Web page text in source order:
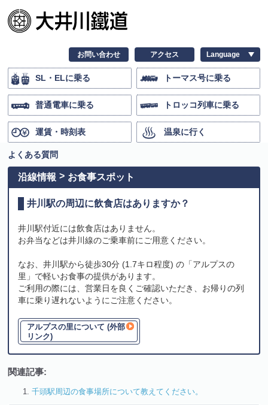
お問い合わせ アクセス
SL・ELに乗る トーマス号に乗る
普通電車に乗る トロッコ列車に乗る
運賃・時刻表 温泉に行く
よくある質問
沿線情報 お食事スポット
井川駅の周辺に飲食店はありますか？
井川駅付近には飲食店はありません。
お弁当などは井川線のご乗車前にご用意ください。
なお、井川駅から徒歩30分 (1.7キロ程度) の「アルプスの
里」で軽いお食事の提供があります。
ご利用の際には、営業日を良くご確認いただき、お帰りの列
車に乗り遅れないようにご注意ください。
アルプスの里について (外部
リンク)
関連記事:
千頭駅周辺の食事場所について教えてください。